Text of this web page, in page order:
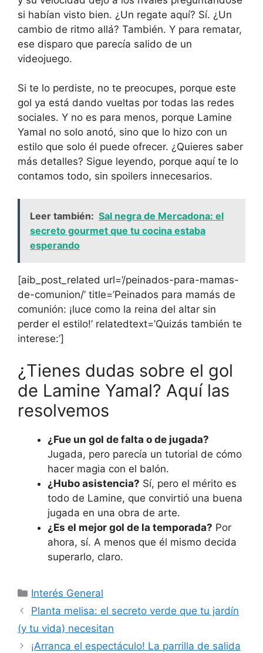
si habían visto bien. ¿Un regate aquí? Sí. ¿Un
cambio de ritmo allá? También. Y para rematar,
ese disparo que parecía salido de un
videojuego.
Si te lo perdiste, no te preocupes, porque este
gol ya está dando vueltas por todas las redes
sociales. Y no es para menos, porque Lamine
Yamal no solo anotó, sino que lo hizo con un
estilo que solo él puede ofrecer. ¿Quieres saber
más detalles? Sigue leyendo, porque aquí te lo
contamos todo, sin spoilers innecesarios.
Leer también: Sal negra de Mercadona: el
secreto gourmet que tu cocina estaba
esperando
[aib_post_related url=’/peinados-para-mamas-
de-comunion/’ title=’Peinados para mamás de
comunión: ¡luce como la reina del altar sin
perder el estilo!’ relatedtext=’Quizás también te
interese:’]
¿Tienes dudas sobre el gol
de Lamine Yamal? Aquí las
resolvemos
¿Fue un gol de falta o de jugada?
Jugada, pero parecía un tutorial de cómo
hacer magia con el balón.
¿Hubo asistencia? Sí, pero el mérito es
todo de Lamine, que convirtió una buena
jugada en una obra de arte.
¿Es el mejor gol de la temporada? Por
ahora, sí. A menos que él mismo decida
superarlo, claro.
Categorías
Interés General
Planta melisa: el secreto verde que tu jardín
(y tu vida) necesitan
¡Arranca el espectáculo! La parrilla de salida